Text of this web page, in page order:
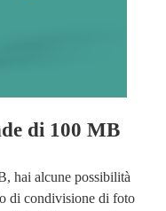
di 100 MB
, hai alcune possibilità
di condivisione di foto